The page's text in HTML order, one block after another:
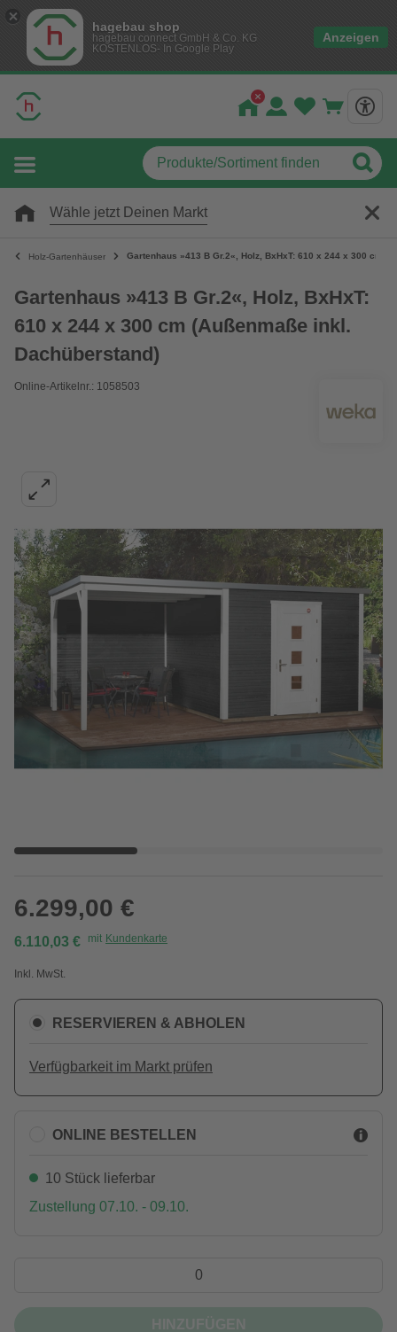
hagebau shop
hagebau connect GmbH & Co. KG
KOSTENLOS- In Google Play
Anzeigen
Wähle jetzt Deinen Markt
Holz-Gartenhäuser Gartenhaus »413 B Gr.2«, Holz, BxHxT: 610 x 244 x 300 cm
Gartenhaus »413 B Gr.2«, Holz, BxHxT:
610 x 244 x 300 cm (Außenmaße inkl.
Dachüberstand)
Online-Artikelnr.: 1058503
6.299,00 €
6.110,03 € mit Kundenkarte
Inkl. MwSt.
RESERVIEREN & ABHOLEN
Verfügbarkeit im Markt prüfen
ONLINE BESTELLEN
10 Stück lieferbar
Zustellung 07.10. - 09.10.